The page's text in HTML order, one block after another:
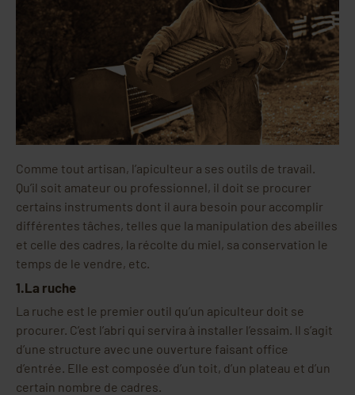
Comme tout artisan, l’apiculteur a ses outils de travail.
Qu’il soit amateur ou professionnel, il doit se procurer
certains instruments dont il aura besoin pour accomplir
différentes tâches, telles que la manipulation des abeilles
et celle des cadres, la récolte du miel, sa conservation le
temps de le vendre, etc.
1.La ruche
La ruche est le premier outil qu’un apiculteur doit se
procurer. C’est l’abri qui servira à installer l’essaim. Il s’agit
d’une structure avec une ouverture faisant office
d’entrée. Elle est composée d’un toit, d’un plateau et d’un
certain nombre de cadres.